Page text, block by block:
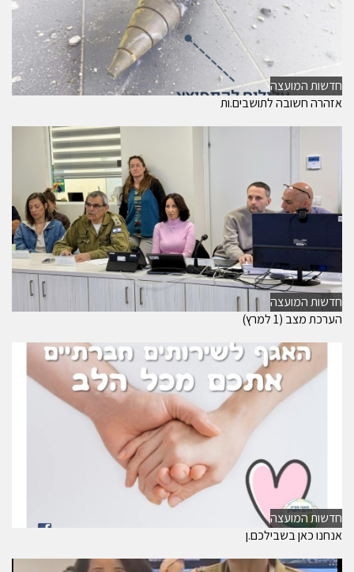
חדשות המועצה
אזהרה חשובה לתושבים.ות
חדשות המועצה
הערכת מצב (1 למרץ)
חדשות המועצה
אנחנו כאן בשבילכם.ן